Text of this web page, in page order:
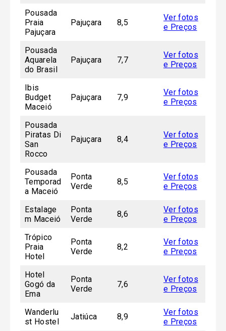
Pousada
Praia
Pajuçara
Pajuçara 8,5
Ver fotos
e Preços
Pousada
Aquarela
do Brasil
Pajuçara 7,7
Ver fotos
e Preços
Ibis
Budget
Maceió
Pajuçara 7,9
Ver fotos
e Preços
Pousada
Piratas Di
San
Rocco
Pajuçara 8,4
Ver fotos
e Preços
Pousada
Temporad
a Maceió
Ponta
Verde
8,5
Ver fotos
e Preços
Estalage
m Maceió
Ponta
Verde
8,6
Ver fotos
e Preços
Trópico
Praia
Hotel
Ponta
Verde
8,2
Ver fotos
e Preços
Hotel
Gogó da
Ema
Ponta
Verde
7,6
Ver fotos
e Preços
Wanderlu
st Hostel
Jatiúca 8,9
Ver fotos
e Preços